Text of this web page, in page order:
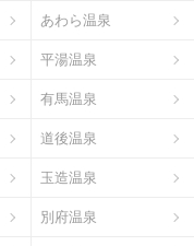
あわら温泉
平湯温泉
有馬温泉
道後温泉
玉造温泉
別府温泉